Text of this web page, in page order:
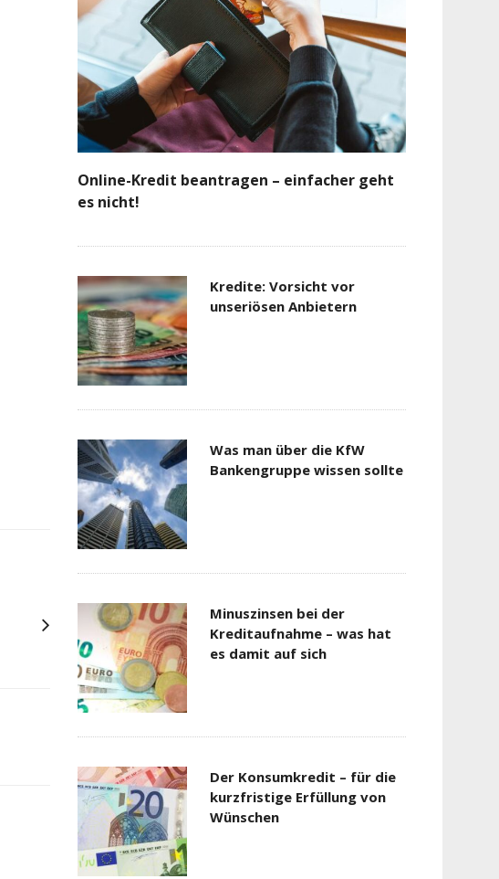
Online-Kredit beantragen – einfacher geht
es nicht!
Kredite: Vorsicht vor
unseriösen Anbietern
Was man über die KfW
Bankengruppe wissen sollte
Minuszinsen bei der
Kreditaufnahme – was hat
es damit auf sich
Der Konsumkredit – für die
kurzfristige Erfüllung von
Wünschen